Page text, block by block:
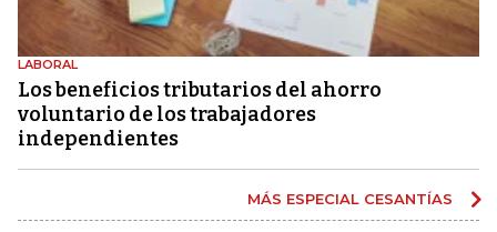
LABORAL
Los beneficios tributarios del ahorro
voluntario de los trabajadores
independientes
MÁS ESPECIAL CESANTÍAS